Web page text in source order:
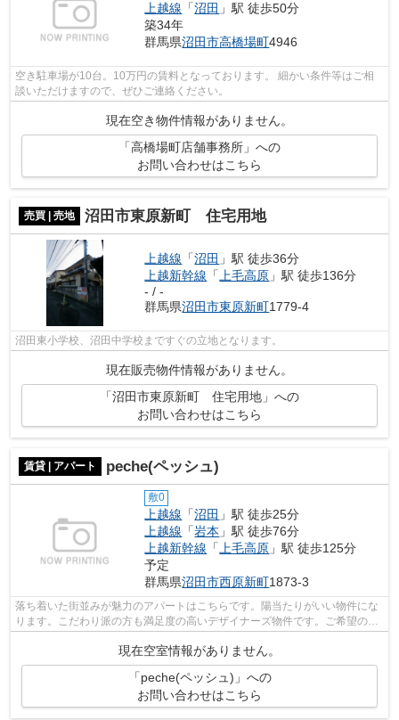
上越線 「沼田 」駅 徒歩50分
築34年
群馬県沼田市高橋場町4946
空き駐車場が10台。10万円の賃料となっております。 細かい条件等はご相
談いただけますので、ぜひご連絡ください。
現在空き物件情報がありません。
「高橋場町店舗事務所」への
お問い合わせはこちら
売買 | 売地 沼田市東原新町 住宅用地
上越線 「沼田 」駅 徒歩36分
上越新幹線 「 上毛高原 」駅 徒歩136分
- / -
群馬県沼田市東原新町1779-4
沼田東小学校、沼田中学校まですぐの立地となります。
現在販売物件情報がありません。
「沼田市東原新町 住宅用地」への
お問い合わせはこちら
賃貸 | アパート peche(ペッシュ)
敷0
上越線 「沼田 」駅 徒歩25分
上越線 「岩本 」駅 徒歩76分
上越新幹線 「 上毛高原 」駅 徒歩125分
予定
群馬県沼田市西原新町1873-3
落ち着いた街並みが魅力のアパートはこちらです。陽当たりがいい物件にな
ります。こだわり派の方も満足度の高いデザイナーズ物件です。ご希望の賃
現在空室情報がありません。
「peche(ペッシュ)」への
お問い合わせはこちら